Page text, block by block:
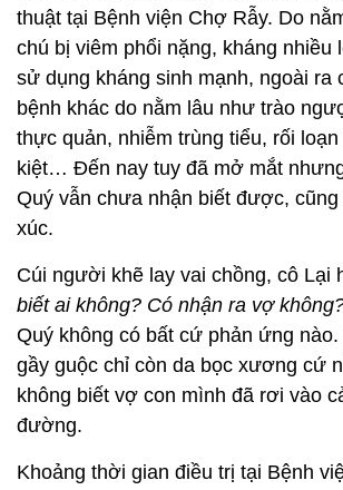
thuật tại Bệnh viện Chợ Rẫy. Do
chú bị viêm phổi nặng, kháng nhiều
sử dụng kháng sinh mạnh, ngoài ra
bệnh khác do nằm lâu như trào
thực quản, nhiễm trùng tiểu, rối
kiệt… Đến nay tuy đã mở mắt
Quý vẫn chưa nhận biết được,
xúc.
Cúi người khẽ lay vai chồng, cô Lại
biết ai không? Có nhận ra vợ
Quý không có bất cứ phản ứng
gầy guộc chỉ còn da bọc xương cứ
không biết vợ con mình đã rơi vào
đường.
Khoảng thời gian điều trị tại Bệnh